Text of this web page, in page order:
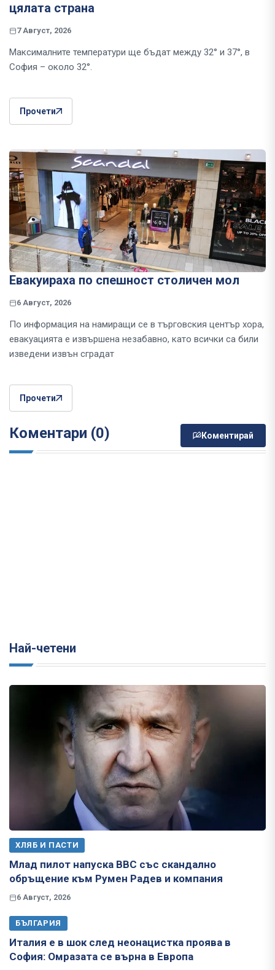
цялата страна
7 Август, 2026
Максималните температури ще бъдат между 32° и 37°, в
София – около 32°.
Прочети
Евакуираха по спешност столичен мол
6 Август, 2026
По информация на намиращи се в търговския център хора,
евакуацията е извършена незабавно, като всички са били
изведени извън сградат
Прочети
Коментари (0) Коментирай
Най-четени
ХЛЯБ И ПАСТИ
Млад пилот напуска ВВС със скандално
обръщение към Румен Радев и компания
6 Август, 2026
БЪЛГАРИЯ
Италия е в шок след неонацистка проява в
София: Омразата се върна в Европа